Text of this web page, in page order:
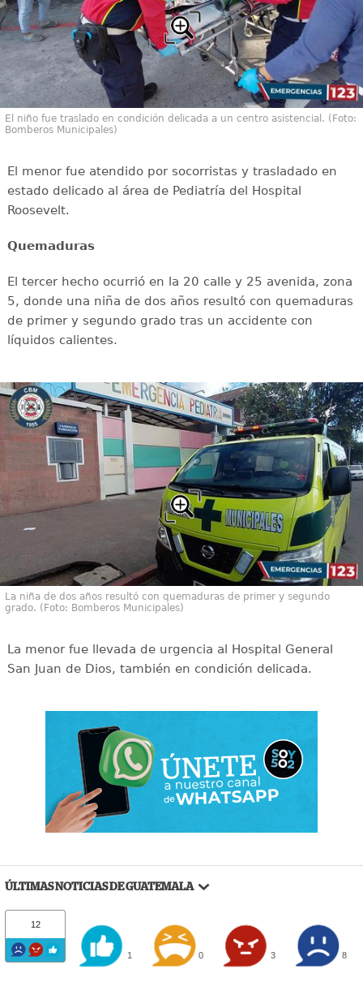
El niño fue traslado en condición delicada a un centro asistencial. (Foto:
Bomberos Municipales)
El menor fue atendido por socorristas y trasladado en
estado delicado al área de Pediatría del Hospital
Roosevelt.
Quemaduras
El tercer hecho ocurrió en la 20 calle y 25 avenida, zona
5, donde una niña de dos años resultó con quemaduras
de primer y segundo grado tras un accidente con
líquidos calientes.
La niña de dos años resultó con quemaduras de primer y segundo
grado. (Foto: Bomberos Municipales)
La menor fue llevada de urgencia al Hospital General
San Juan de Dios, también en condición delicada.
ÚLTIMAS NOTICIAS DE GUATEMALA
12
1 0 3 8